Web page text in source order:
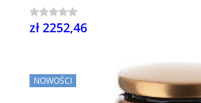
zł 2252,46
NOWOŚCI